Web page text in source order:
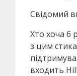
Свідомий
Хто хоча б
з цим
входить